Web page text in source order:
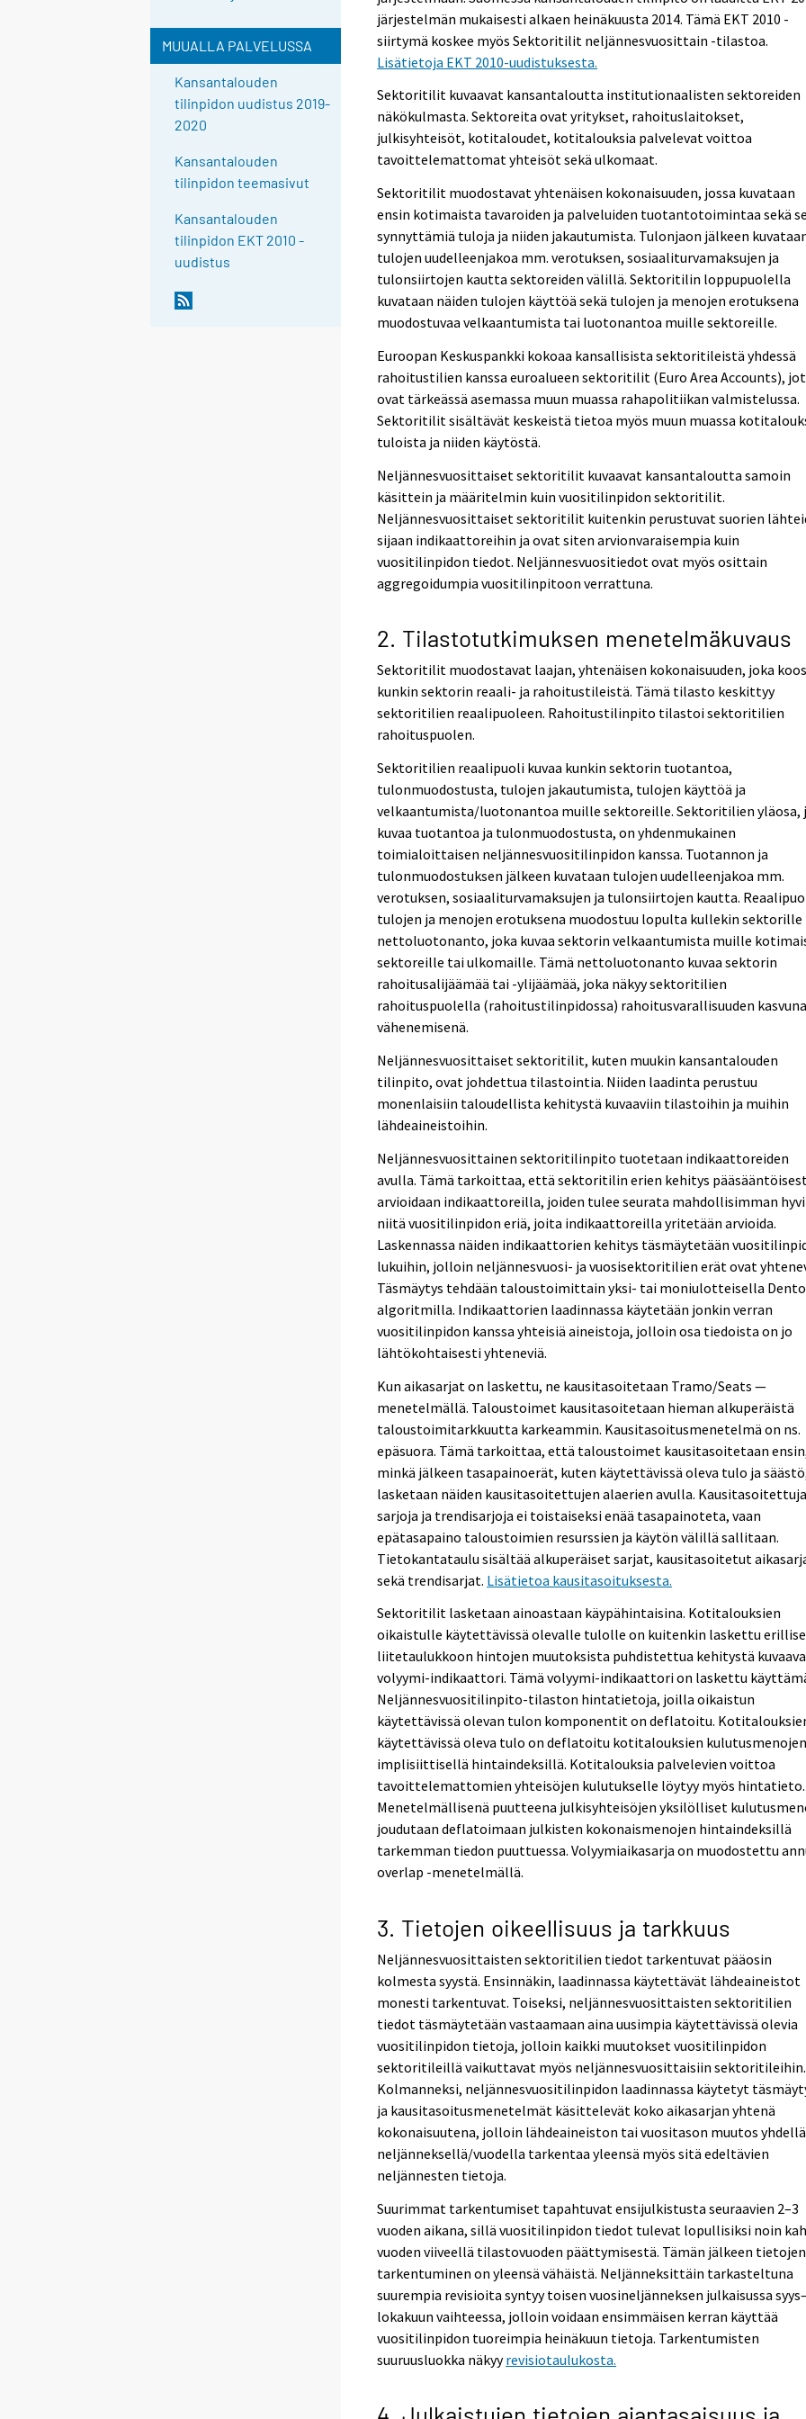
MUUALLA PALVELUSSA
Kansantalouden
tilinpidon uudistus 2019-
2020
Kansantalouden
tilinpidon teemasivut
Kansantalouden
tilinpidon EKT 2010 -
uudistus
järjestelmän mukaisesti alkaen heinäkuusta 2014. Tämä EKT 2010 -
siirtymä koskee myös Sektoritilit neljännesvuosittain -tilastoa.
Lisätietoja EKT 2010-uudistuksesta.
Sektoritilit kuvaavat kansantaloutta institutionaalisten sektoreiden
näkökulmasta. Sektoreita ovat yritykset, rahoituslaitokset,
julkisyhteisöt, kotitaloudet, kotitalouksia palvelevat voittoa
tavoittelemattomat yhteisöt sekä ulkomaat.
Sektoritilit muodostavat yhtenäisen kokonaisuuden, jossa kuvataan
ensin kotimaista tavaroiden ja palveluiden tuotantotoimintaa sekä
synnyttämiä tuloja ja niiden jakautumista. Tulonjaon jälkeen
tulojen uudelleenjakoa mm. verotuksen, sosiaaliturvamaksujen ja
tulonsiirtojen kautta sektoreiden välillä. Sektoritilin loppupuolella
kuvataan näiden tulojen käyttöä sekä tulojen ja menojen erotuksena
muodostuvaa velkaantumista tai luotonantoa muille sektoreille.
Euroopan Keskuspankki kokoaa kansallisista sektoritileistä yhdessä
rahoitustilien kanssa euroalueen sektoritilit (Euro Area Accounts),
ovat tärkeässä asemassa muun muassa rahapolitiikan valmistelussa.
Sektoritilit sisältävät keskeistä tietoa myös muun muassa
tuloista ja niiden käytöstä.
Neljännesvuosittaiset sektoritilit kuvaavat kansantaloutta samoin
käsittein ja määritelmin kuin vuositilinpidon sektoritilit.
Neljännesvuosittaiset sektoritilit kuitenkin perustuvat suorien
sijaan indikaattoreihin ja ovat siten arvionvaraisempia kuin
vuositilinpidon tiedot. Neljännesvuositiedot ovat myös osittain
aggregoidumpia vuositilinpitoon verrattuna.
2. Tilastotutkimuksen menetelmäkuvaus
Sektoritilit muodostavat laajan, yhtenäisen kokonaisuuden, joka
kunkin sektorin reaali- ja rahoitustileistä. Tämä tilasto keskittyy
sektoritilien reaalipuoleen. Rahoitustilinpito tilastoi sektoritilien
rahoituspuolen.
Sektoritilien reaalipuoli kuvaa kunkin sektorin tuotantoa,
tulonmuodostusta, tulojen jakautumista, tulojen käyttöä ja
velkaantumista/luotonantoa muille sektoreille. Sektoritilien yläosa,
kuvaa tuotantoa ja tulonmuodostusta, on yhdenmukainen
toimialoittaisen neljännesvuositilinpidon kanssa. Tuotannon ja
tulonmuodostuksen jälkeen kuvataan tulojen uudelleenjakoa mm.
verotuksen, sosiaaliturvamaksujen ja tulonsiirtojen kautta.
tulojen ja menojen erotuksena muodostuu lopulta kullekin sektorille
nettoluotonanto, joka kuvaa sektorin velkaantumista muille
sektoreille tai ulkomaille. Tämä nettoluotonanto kuvaa sektorin
rahoitusalijäämää tai -ylijäämää, joka näkyy sektoritilien
rahoituspuolella (rahoitustilinpidossa) rahoitusvarallisuuden
vähenemisenä.
Neljännesvuosittaiset sektoritilit, kuten muukin kansantalouden
tilinpito, ovat johdettua tilastointia. Niiden laadinta perustuu
monenlaisiin taloudellista kehitystä kuvaaviin tilastoihin ja muihin
lähdeaineistoihin.
Neljännesvuosittainen sektoritilinpito tuotetaan indikaattoreiden
avulla. Tämä tarkoittaa, että sektoritilin erien kehitys
arvioidaan indikaattoreilla, joiden tulee seurata mahdollisimman
niitä vuositilinpidon eriä, joita indikaattoreilla yritetään arvioida.
Laskennassa näiden indikaattorien kehitys täsmäytetään
lukuihin, jolloin neljännesvuosi- ja vuosisektoritilien erät ovat
Täsmäytys tehdään taloustoimittain yksi- tai moniulotteisella
algoritmilla. Indikaattorien laadinnassa käytetään jonkin verran
vuositilinpidon kanssa yhteisiä aineistoja, jolloin osa tiedoista on jo
lähtökohtaisesti yhteneviä.
Kun aikasarjat on laskettu, ne kausitasoitetaan Tramo/Seats —
menetelmällä. Taloustoimet kausitasoitetaan hieman alkuperäistä
taloustoimitarkkuutta karkeammin. Kausitasoitusmenetelmä on ns.
epäsuora. Tämä tarkoittaa, että taloustoimet kausitasoitetaan
minkä jälkeen tasapainoerät, kuten käytettävissä oleva tulo ja
lasketaan näiden kausitasoitettujen alaerien avulla. Kausitasoitettuja
sarjoja ja trendisarjoja ei toistaiseksi enää tasapainoteta, vaan
epätasapaino taloustoimien resurssien ja käytön välillä sallitaan.
Tietokantataulu sisältää alkuperäiset sarjat, kausitasoitetut
sekä trendisarjat. Lisätietoa kausitasoituksesta.
Sektoritilit lasketaan ainoastaan käypähintaisina. Kotitalouksien
oikaistulle käytettävissä olevalle tulolle on kuitenkin laskettu
liitetaulukkoon hintojen muutoksista puhdistettua kehitystä kuvaava
volyymi-indikaattori. Tämä volyymi-indikaattori on laskettu
Neljännesvuositilinpito-tilaston hintatietoja, joilla oikaistun
käytettävissä olevan tulon komponentit on deflatoitu.
käytettävissä oleva tulo on deflatoitu kotitalouksien kulutusmenojen
implisiittisellä hintaindeksillä. Kotitalouksia palvelevien voittoa
tavoittelemattomien yhteisöjen kulutukselle löytyy myös hintatieto.
Menetelmällisenä puutteena julkisyhteisöjen yksilölliset
joudutaan deflatoimaan julkisten kokonaismenojen hintaindeksillä
tarkemman tiedon puuttuessa. Volyymiaikasarja on muodostettu
overlap -menetelmällä.
3. Tietojen oikeellisuus ja tarkkuus
Neljännesvuosittaisten sektoritilien tiedot tarkentuvat pääosin
kolmesta syystä. Ensinnäkin, laadinnassa käytettävät lähdeaineistot
monesti tarkentuvat. Toiseksi, neljännesvuosittaisten sektoritilien
tiedot täsmäytetään vastaamaan aina uusimpia käytettävissä olevia
vuositilinpidon tietoja, jolloin kaikki muutokset vuositilinpidon
sektoritileillä vaikuttavat myös neljännesvuosittaisiin sektoritileihin.
Kolmanneksi, neljännesvuositilinpidon laadinnassa käytetyt
ja kausitasoitusmenetelmät käsittelevät koko aikasarjan yhtenä
kokonaisuutena, jolloin lähdeaineiston tai vuositason muutos yhdellä
neljänneksellä/vuodella tarkentaa yleensä myös sitä edeltävien
neljännesten tietoja.
Suurimmat tarkentumiset tapahtuvat ensijulkistusta seuraavien 2–3
vuoden aikana, sillä vuositilinpidon tiedot tulevat lopullisiksi noin
vuoden viiveellä tilastovuoden päättymisestä. Tämän jälkeen tietojen
tarkentuminen on yleensä vähäistä. Neljänneksittäin tarkasteltuna
suurempia revisioita syntyy toisen vuosineljänneksen julkaisussa syys–
lokakuun vaihteessa, jolloin voidaan ensimmäisen kerran käyttää
vuositilinpidon tuoreimpia heinäkuun tietoja. Tarkentumisten
suuruusluokka näkyyrevisiotaulukosta.